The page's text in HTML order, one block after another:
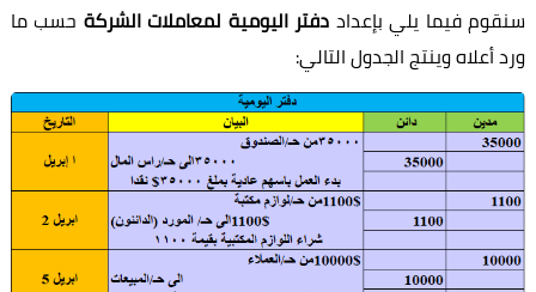
فيما يلي بإعداددفتر اليومية لمعاملات الشركةحسب ما
وينتج الجدول التالي: